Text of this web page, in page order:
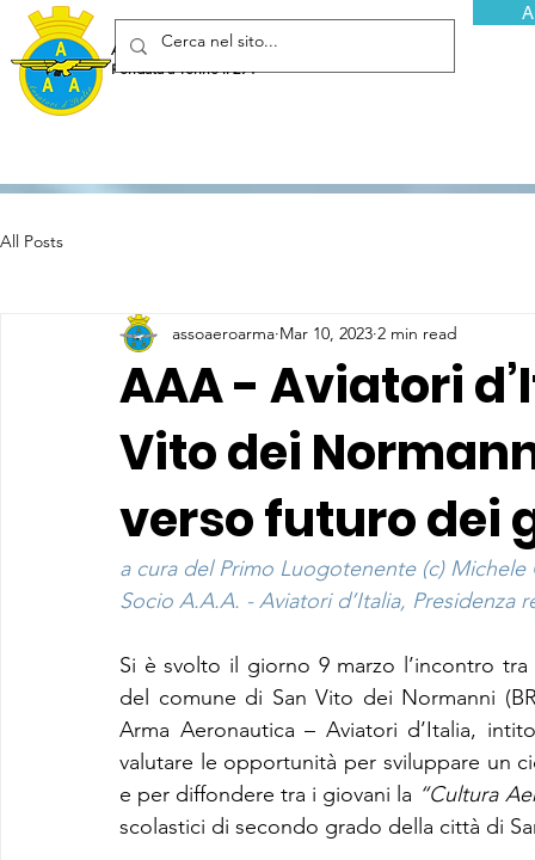
Associazione Arma Aeronautica - Aviatori d'Italia ETS
Fondata a Torino il 29 febbraio 1952
All Posts
AAA - Aviatori
Vito dei
verso futuro dei
assoaeroarma Mar 10, 2023 2 min read
a cura del Primo Luogotenente (c) Michele
Socio A.A.A. - Aviatori d’Italia, Presidenza
Si è svolto il giorno 9 marzo l’incontro tra
del comune di San Vito dei Normanni
Arma Aeronautica – Aviatori d’Italia,
valutare le opportunità per sviluppare un
e per diffondere tra i giovani la “Cultura
scolastici di secondo grado della città di